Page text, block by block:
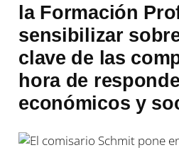
la Formación
sensibilizar
clave de las
hora de
económicos y